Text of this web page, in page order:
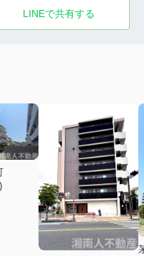
LINEで共有する